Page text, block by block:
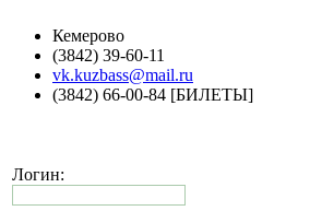
Кемерово
(3842) 39-60-11
vk.kuzbass@mail.ru
(3842) 66-00-84 [БИЛЕТЫ]
Логин: